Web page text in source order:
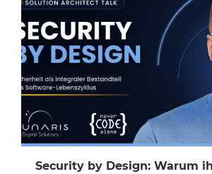
Security by Design: Warum